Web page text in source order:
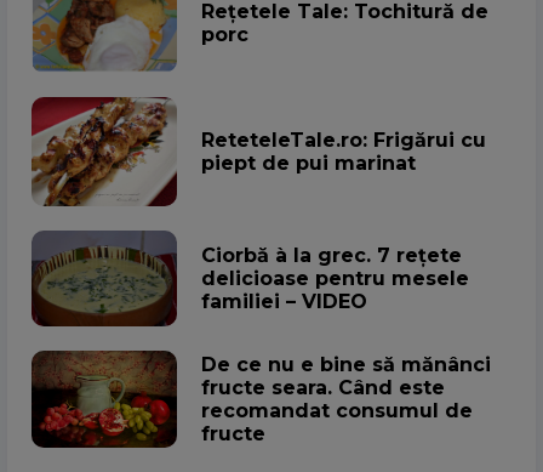
Rețetele Tale: Tochitură de
porc
ReteteleTale.ro: Frigărui cu
piept de pui marinat
Ciorbă à la grec. 7 rețete
delicioase pentru mesele
familiei – VIDEO
De ce nu e bine să mănânci
fructe seara. Când este
recomandat consumul de
fructe